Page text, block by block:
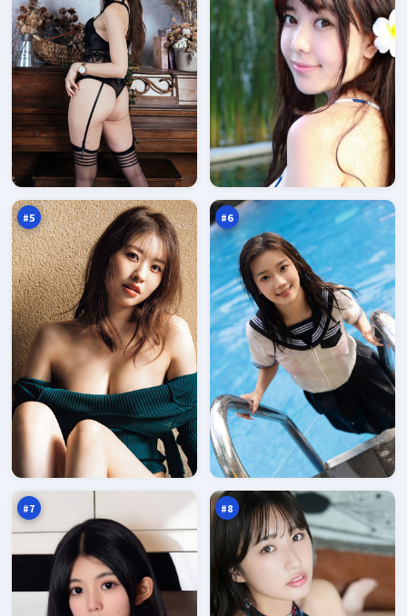
#5
东
篱
追
踪万
#6
逆
光
档
案
97
万
#7
场万
#8
南
港
余
震
96
万